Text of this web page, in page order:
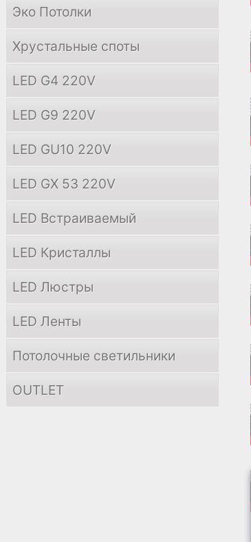
Эко Потолки
Хрустальные споты
LED G4 220V
LED G9 220V
LED GU10 220V
LED GX 53 220V
LED Встраиваемый
LED Кристаллы
LED Люстры
LED Ленты
Потолочные светильники
OUTLET